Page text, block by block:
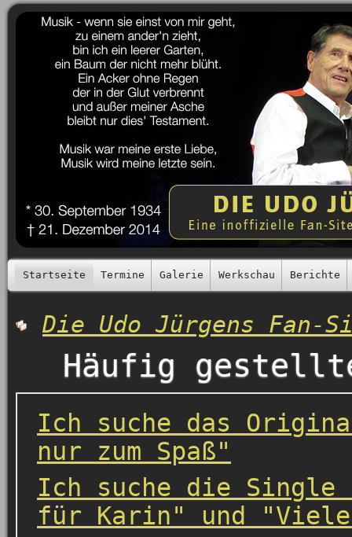
Startseite Termine Galerie Werkschau Berichte
Die Udo Jürgens Fan-
Häufig
Ich suche das
nur zum Spaß"
Ich suche die
für Karin" und